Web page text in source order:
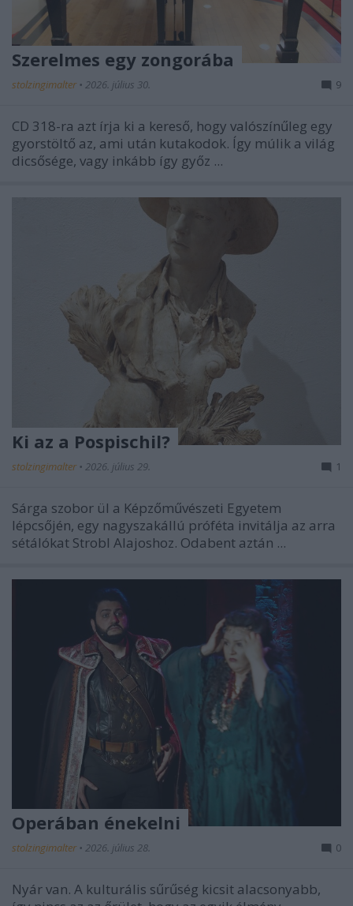
Szerelmes egy zongorába
stolzingimalter • 2026. július 30. 9
CD 318-ra azt írja ki a kereső, hogy valószínűleg egy
gyorstöltő az, ami után kutakodok. Így múlik a világ
dicsősége, vagy inkább így győz ...
Ki az a Pospischil?
stolzingimalter • 2026. július 29. 1
Sárga szobor ül a Képzőművészeti Egyetem
lépcsőjén, egy nagyszakállú próféta invitálja az arra
sétálókat Strobl Alajoshoz. Odabent aztán ...
Operában énekelni
stolzingimalter • 2026. július 28. 0
Nyár van. A kulturális sűrűség kicsit alacsonyabb,